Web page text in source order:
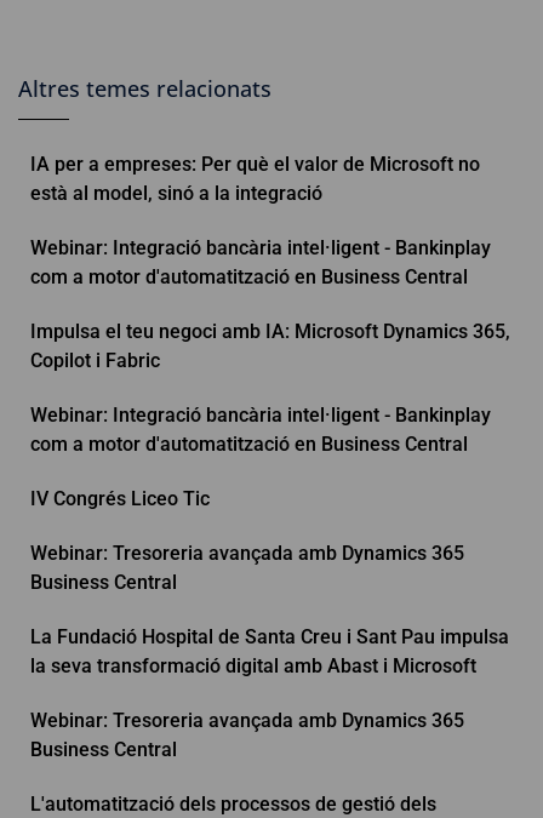
Altres temes relacionats
IA per a empreses: Per què el valor de Microsoft no
està al model, sinó a la integració
Webinar: Integració bancària intel·ligent - Bankinplay
com a motor d'automatització en Business Central
Impulsa el teu negoci amb IA: Microsoft Dynamics 365,
Copilot i Fabric
Webinar: Integració bancària intel·ligent - Bankinplay
com a motor d'automatització en Business Central
IV Congrés Liceo Tic
Webinar: Tresoreria avançada amb Dynamics 365
Business Central
La Fundació Hospital de Santa Creu i Sant Pau impulsa
la seva transformació digital amb Abast i Microsoft
Webinar: Tresoreria avançada amb Dynamics 365
Business Central
L'automatització dels processos de gestió dels